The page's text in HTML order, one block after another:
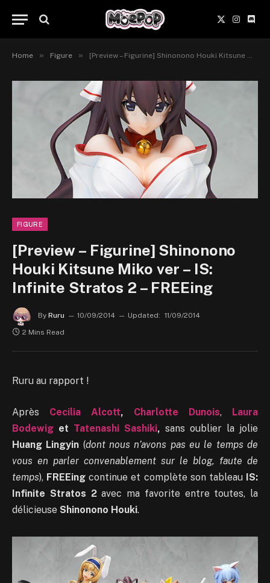
X
(Twitter)
Home » Figure » [Preview – Figurine] Shinonono Houki Kitsune Miko ver – IS: Infinite Stratos 2 – FREEing
FIGURE
[Preview – Figurine] Shinonono
Houki Kitsune Miko ver – IS:
Infinite Stratos 2 – FREEing
By Ruru 10/09/2014 Updated: 11/09/2014
2 Mins Read
Ruru au rapport !
Après Cecilia Alcott, Charlotte Dunois, Laura
Bodewig et Tatenashi Sashiki, sans oublier la jolie
Huang Lingyin (dont nous n’avons pas eu le temps de
vous en parler convenablement sur le blog, faute de
temps), FREEing continue et complète son tableau IS:
Infinite Stratos 2avec ma favorite entre toutes, la
délicieuse Shinonono Houki.